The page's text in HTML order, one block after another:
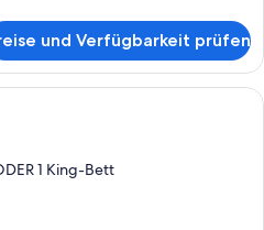
und Verfügbarkeit prüfen
Schreibtisch, laptopgeeigneter
1 King-Bett